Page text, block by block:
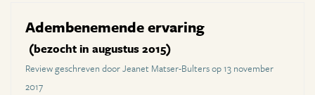
Adembenemende ervaring
(bezocht in augustus 2015)
Review geschreven door Jeanet Matser-Bulters op 13 november
2017